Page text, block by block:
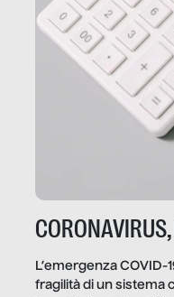
L’emergenza
fragilità di un sistema